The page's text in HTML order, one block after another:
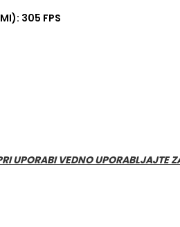
305 FPS
UPORABI VEDNO UPORABLJAJTE